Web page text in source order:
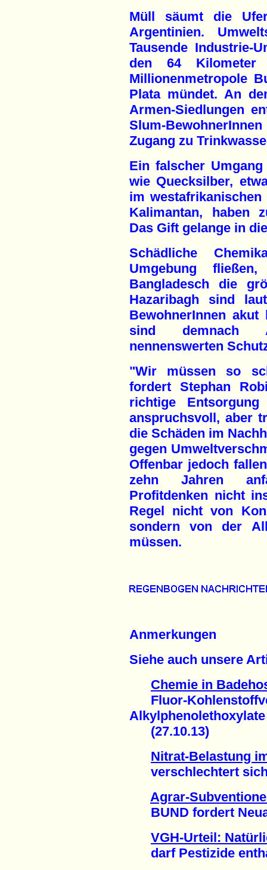
Müll säumt die
Argentinien.
Tausende Industrie-
den 64
Millionenmetropole
Plata mündet. An
Armen-Siedlungen
Slum-
Zugang zu
Ein falscher
wie Quecksilber,
im
Kalimantan, haben
Das Gift gelange in
Schädliche
Umgebung
Bangladesch die
Hazaribagh sind
BewohnerInnen akut
sind demnach
nennenswerten
"Wir müssen so
fordert Stephan
richtige
anspruchsvoll, aber
die Schäden im
gegen
Offenbar jedoch
zehn Jahren
Profitdenken nicht
Regel nicht von
sondern von der
müssen.
Anmerkungen
Siehe auch unsere
Chemie in
Fluor-
Alkylphenolethoxylate
(27.10.13)
Nitrat-Belastung
verschlechtert sich
Agrar-
BUND fordert
VGH-Urteil:
darf Pestizide